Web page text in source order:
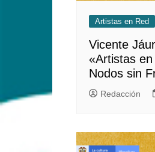
Artistas en Red
Vicente
«Artistas
Nodos sin
Redacción